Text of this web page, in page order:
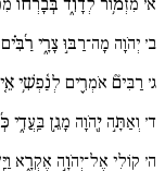
א׳ מִזְמ֥וֹר לְדָוִ֑ד בְּ֜בָרְח֗וֹ
ב׳ יְהֹוָה מָה־רַבּ֣וּ צָרָ֑י
ג׳ רַבִּים֘ אֹמְרִ֪ים לְנַ֫פְשִׁ֥י
ד׳ וְאַתָּ֣ה יְ֖הֹוָה מָגֵ֣ן בַּֽעֲדִ֑י
ה׳ קוֹלִי אֶל־יְהֹוָ֣ה אֶקְרָ֑א